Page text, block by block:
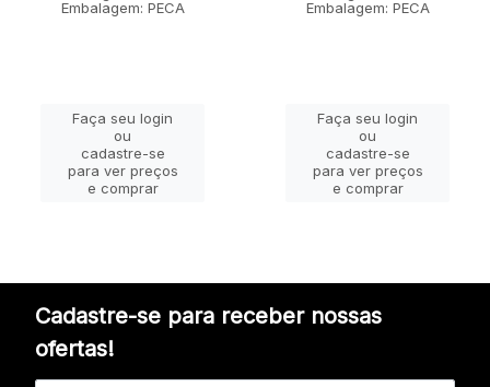
Embalagem: PECA
Faça seu login
ou
cadastre-se
para ver preços
e comprar
Embalagem: PECA
Faça seu login
ou
cadastre-se
para ver preços
e comprar
Cadastre-se para receber nossas
ofertas!